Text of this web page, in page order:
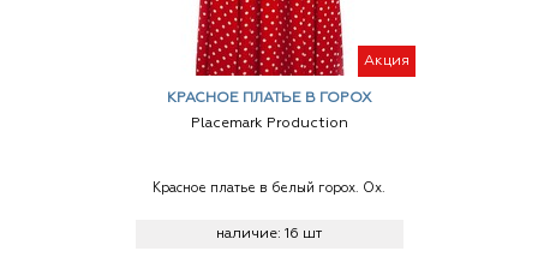
Акция
КРАСНОЕ ПЛАТЬЕ В ГОРОХ
Placemark Production
Красное платье в белый горох. Ох.
наличие: 16 шт